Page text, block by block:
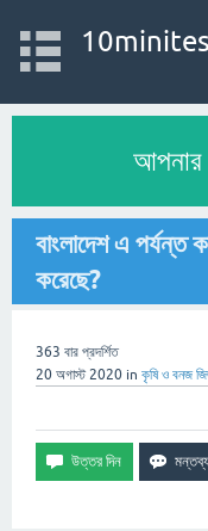
বাংলাদেশ এ
করেছে?
363 বার প্রদর্শিত
20 অগাস্ট 2020 in কৃষি ও বনজ